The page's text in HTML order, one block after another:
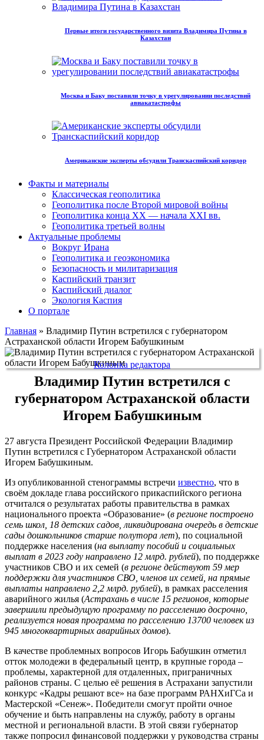
Первые итоги государственного визита Владимира Путина в
Казахстан
Москва и Баку поставили точку в урегулировании последствий
авиакатастрофы
Американские эксперты обсудили Транскаспийский коридор
Факты и материалы
Классическая геополитика
Геополитика после Второй мировой войны
Геополитика конца XX — начала XXI вв.
Геополитика третьей волны
Актуальные проблемы
Вокруг Ирана
Геополитика и геоэкономика
Безопасность и милитаризация
Каспийский транзит
Каспийский диалог
Экология Каспия
О портале
Главная » Владимир Путин встретился с губернатором
Астраханской области Игорем Бабушкиным
Колонка редактора
Владимир Путин встретился с
губернатором Астраханской области
Игорем Бабушкиным
27 августа Президент Российской Федерации Владимир
Путин встретился с Губернатором Астраханской области
Игорем Бабушкиным.
Из опубликованной стенограммы встречи известно, что в
своём докладе глава российского прикаспийского региона
отчитался о результатах работы правительства в рамках
национального проекта «Образование» (в регионе построено
семь школ, 18 детских садов, ликвидирована очередь в детские
сады дошкольников старше полутора лет), по социальной
поддержке населения (на выплату пособий и социальных
выплат в 2023 году направлено 12 млрд. рублей), по поддержке
участников СВО и их семей (в регионе действуют 59 мер
поддержки для участников СВО, членов их семей, на прямые
выплаты направлено 2,2 млрд. рублей), в рамках расселения
аварийного жилья (Астрахань в числе 15 регионов, которые
завершили предыдущую программу по расселению досрочно,
реализуется новая программа по расселению 13700 человек из
945 многоквартирных аварийных домов).
В качестве проблемных вопросов Игорь Бабушкин отметил
отток молодежи в федеральный центр, в крупные города –
проблемы, характерной для отдаленных, приграничных
районов страны. С целью её решения в Астрахани запустили
конкурс «Кадры решают все» на базе программ РАНХиГСа и
Мастерской «Сенеж». Победители смогут пройти очное
обучение и быть направлены на службу, работу в органы
местной и региональной власти. В этой связи губернатор
также попросил финансовой поддержки у руководства страны